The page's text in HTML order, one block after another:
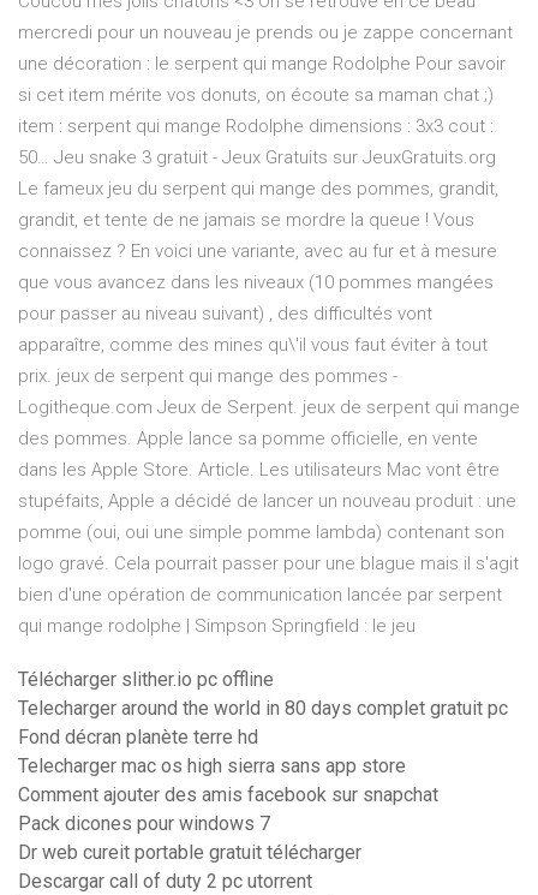
mercredi pour un nouveau je prends ou je zappe concernant
une décoration : le serpent qui mange Rodolphe Pour savoir
si cet item mérite vos donuts, on écoute sa maman chat ;)
item : serpent qui mange Rodolphe dimensions : 3x3 cout :
50… Jeu snake 3 gratuit - Jeux Gratuits sur JeuxGratuits.org
Le fameux jeu du serpent qui mange des pommes, grandit,
grandit, et tente de ne jamais se mordre la queue ! Vous
connaissez ? En voici une variante, avec au fur et à mesure
que vous avancez dans les niveaux (10 pommes mangées
pour passer au niveau suivant) , des difficultés vont
apparaître, comme des mines qu\'il vous faut éviter à tout
prix. jeux de serpent qui mange des pommes -
Logitheque.com Jeux de Serpent. jeux de serpent qui mange
des pommes. Apple lance sa pomme officielle, en vente
dans les Apple Store. Article. Les utilisateurs Mac vont être
stupéfaits, Apple a décidé de lancer un nouveau produit : une
pomme (oui, oui une simple pomme lambda) contenant son
logo gravé. Cela pourrait passer pour une blague mais il s'agit
bien d'une opération de communication lancée par serpent
qui mange rodolphe | Simpson Springfield : le jeu
Télécharger slither.io pc offline
Telecharger around the world in 80 days complet gratuit pc
Fond décran planète terre hd
Telecharger mac os high sierra sans app store
Comment ajouter des amis facebook sur snapchat
Pack dicones pour windows 7
Dr web cureit portable gratuit télécharger
Descargar call of duty 2 pc utorrent